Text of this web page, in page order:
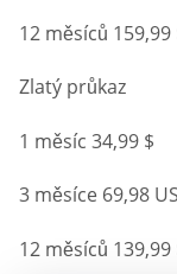
12 měsíců 159,99
Zlatý průkaz
1 měsíc 34,99 $
3 měsíce 69,98
12 měsíců 139,99